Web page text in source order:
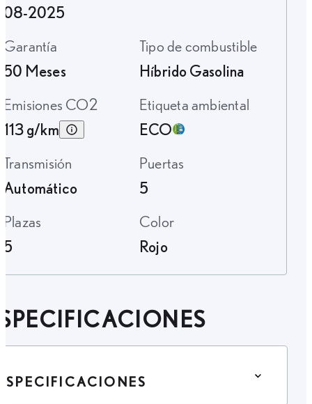
08-2025
Garantía
50 Meses
Tipo de combustible
Híbrido Gasolina
Emisiones CO2
113 g/km
Etiqueta ambiental
ECO
Transmisión
Automático
Puertas
5
Plazas
5
Color
Rojo